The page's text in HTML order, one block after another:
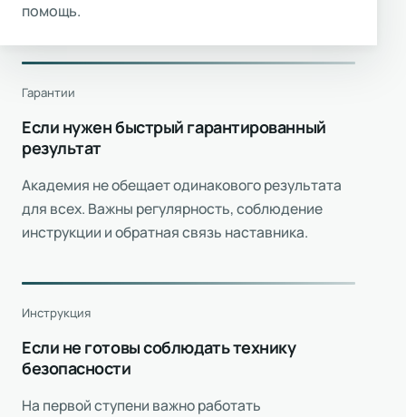
помощь.
Гарантии
Если нужен быстрый гарантированный
результат
Академия не обещает одинакового результата
для всех. Важны регулярность, соблюдение
инструкции и обратная связь наставника.
Инструкция
Если не готовы соблюдать технику
безопасности
На первой ступени важно работать